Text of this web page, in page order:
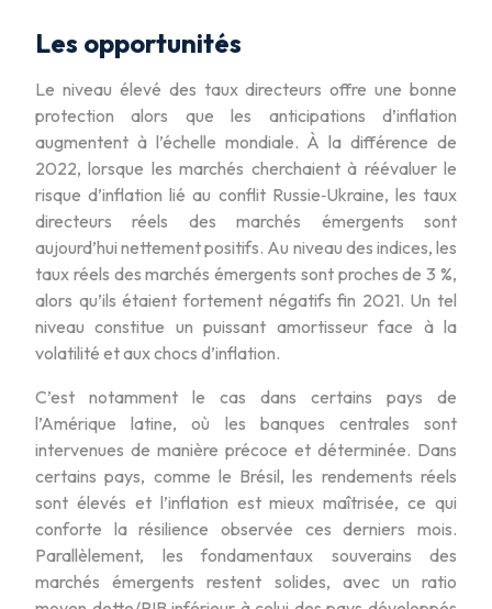
Les opportunités
Le niveau élevé des taux directeurs offre une bonne
protection alors que les anticipations d’inflation
augmentent à l’échelle mondiale. À la différence de
2022, lorsque les marchés cherchaient à réévaluer le
risque d’inflation lié au conflit Russie‑Ukraine, les taux
directeurs réels des marchés émergents sont
aujourd’hui nettement positifs. Au niveau des indices, les
taux réels des marchés émergents sont proches de 3 %,
alors qu’ils étaient fortement négatifs fin 2021. Un tel
niveau constitue un puissant amortisseur face à la
volatilité et aux chocs d’inflation.
C’est notamment le cas dans certains pays de
l’Amérique latine, où les banques centrales sont
intervenues de manière précoce et déterminée. Dans
certains pays, comme le Brésil, les rendements réels
sont élevés et l’inflation est mieux maîtrisée, ce qui
conforte la résilience observée ces derniers mois.
Parallèlement, les fondamentaux souverains des
marchés émergents restent solides, avec un ratio